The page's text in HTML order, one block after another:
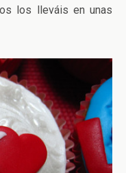
los lleváis en unas